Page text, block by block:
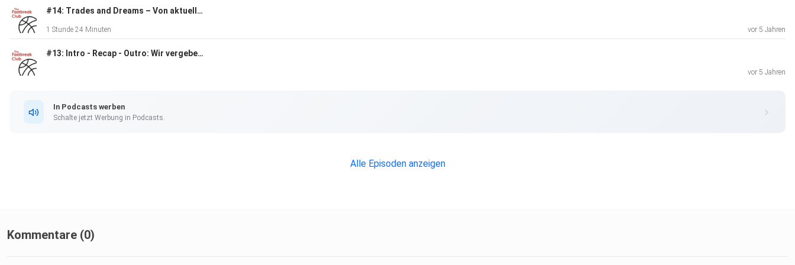
#14: Trades and Dreams – Von aktuellen Trades, Harden/Wetsbrook-Gerüchten und der Dokumentation Hoop Dreams
1 Stunde 24 Minuten vor 5 Jahren
#13: Intro - Recap - Outro: Wir vergeben Playoff-Awards
vor 5 Jahren
In Podcasts werben
Schalte jetzt Werbung in Podcasts.
Alle Episoden anzeigen
Kommentare (0)